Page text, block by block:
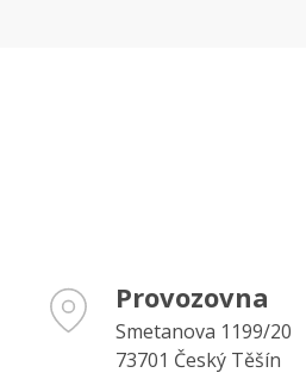
Provozovna
Smetanova 1199/20
73701 Český Těšín